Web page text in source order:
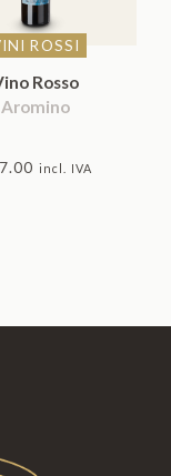
ROSSI
Rosso
Aromino
incl. IVA